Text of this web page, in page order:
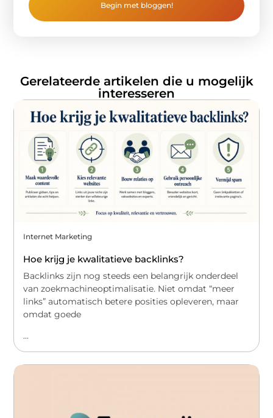
Begin met bloggen!
Gerelateerde artikelen die u mogelijk
interesseren
Internet Marketing
Hoe krijg je kwalitatieve backlinks?
Backlinks zijn nog steeds een belangrijk onderdeel
van zoekmachineoptimalisatie. Niet omdat “meer
links” automatisch betere posities opleveren, maar
omdat goede
...